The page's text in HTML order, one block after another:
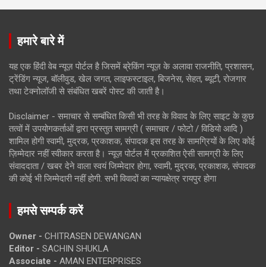
हमारे बारे में
यह एक हिंदी वेब न्यूज़ पोर्टल है जिसमें ब्रेकिंग न्यूज़ के अलावा राजनीति, प्रशासन,
ट्रेंडिंग न्यूज, बॉलीवुड, खेल जगत, लाइफस्टाइल, बिजनेस, सेहत, ब्यूटी, रोजगार
तथा टेक्नोलॉजी से संबंधित खबरें पोस्ट की जाती है।
Disclaimer - समाचार से सम्बंधित किसी भी तरह के विवाद के लिए साइट के कुछ
तत्वों में उपयोगकर्ताओं द्वारा प्रस्तुत सामग्री ( समाचार / फोटो / विडियो आदि )
शामिल होगी स्वामी, मुद्रक, प्रकाशक, संपादक इस तरह के सामग्रियों के लिए कोई
ज़िम्मेदार नहीं स्वीकार करता है। न्यूज़ पोर्टल में प्रकाशित ऐसी सामग्री के लिए
संवाददाता / खबर देने वाला स्वयं जिम्मेदार होगा, स्वामी, मुद्रक, प्रकाशक, संपादक
की कोई भी जिम्मेदारी नहीं होगी. सभी विवादों का न्यायक्षेत्र रायपुर होगा
हमसे सम्पर्क करें
Owner - CHITRASEN DEWANGAN
Editor - SACHIN SHUKLA
Associate - AMAN ENTERPRISES